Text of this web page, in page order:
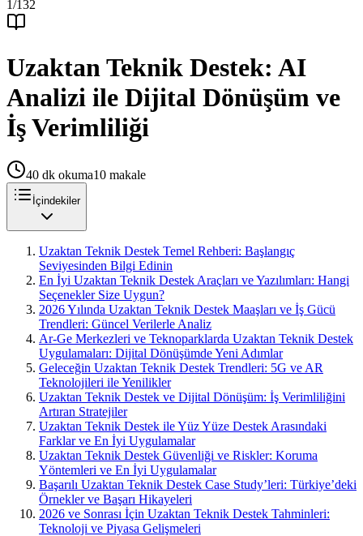
1/132
Uzaktan Teknik Destek: AI
Analizi ile Dijital Dönüşüm ve
İş Verimliliği
40 dk okuma10 makale
İçindekiler
Uzaktan Teknik Destek Temel Rehberi: Başlangıç
Seviyesinden Bilgi Edinin
En İyi Uzaktan Teknik Destek Araçları ve Yazılımları: Hangi
Seçenekler Size Uygun?
2026 Yılında Uzaktan Teknik Destek Maaşları ve İş Gücü
Trendleri: Güncel Verilerle Analiz
Ar-Ge Merkezleri ve Teknoparklarda Uzaktan Teknik Destek
Uygulamaları: Dijital Dönüşümde Yeni Adımlar
Geleceğin Uzaktan Teknik Destek Trendleri: 5G ve AR
Teknolojileri ile Yenilikler
Uzaktan Teknik Destek ve Dijital Dönüşüm: İş Verimliliğini
Artıran Stratejiler
Uzaktan Teknik Destek ile Yüz Yüze Destek Arasındaki
Farklar ve En İyi Uygulamalar
Uzaktan Teknik Destek Güvenliği ve Riskler: Koruma
Yöntemleri ve En İyi Uygulamalar
Başarılı Uzaktan Teknik Destek Case Study’leri: Türkiye’deki
Örnekler ve Başarı Hikayeleri
2026 ve Sonrası İçin Uzaktan Teknik Destek Tahminleri:
Teknoloji ve Piyasa Gelişmeleri